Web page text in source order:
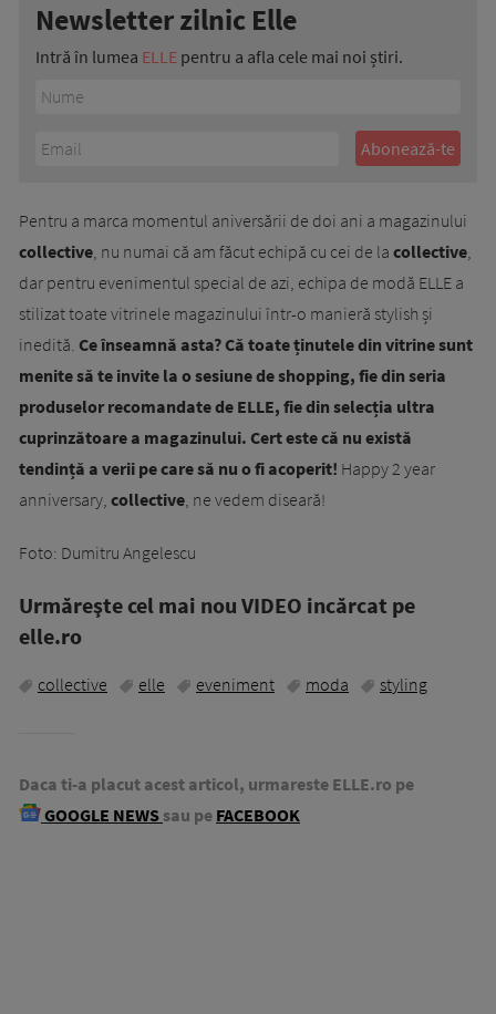
Newsletter zilnic Elle
Intră în lumea ELLE pentru a afla cele mai noi știri.
Pentru a marca momentul aniversării de doi ani a magazinului
collective, nu numai că am făcut echipă cu cei de la collective,
dar pentru evenimentul special de azi, echipa de modă ELLE a
stilizat toate vitrinele magazinului într-o manieră stylish și
inedită. Ce înseamnă asta? Că toate ținutele din vitrine sunt
menite să te invite la o sesiune de shopping, fie din seria
produselor recomandate de ELLE, fie din selecția ultra
cuprinzătoare a magazinului. Cert este că nu există
tendință a verii pe care să nu o fi acoperit! Happy 2 year
anniversary, collective, ne vedem diseară!
Foto: Dumitru Angelescu
Urmăreşte cel mai nou VIDEO incărcat pe
elle.ro
collective elle eveniment moda styling
Daca ti-a placut acest articol, urmareste ELLE.ro pe
GOOGLE NEWS sau pe FACEBOOK